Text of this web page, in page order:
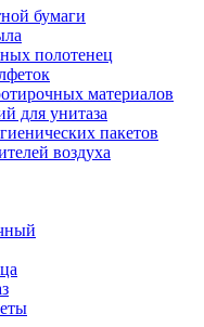
бумаги
полотенец
материалов
для унитаза
пакетов
воздуха